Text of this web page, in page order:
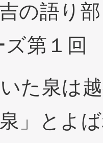
の語り
第１回
た泉は
」とよ